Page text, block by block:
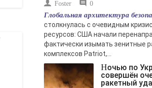
Foster
0
Глобальная архитектура
столкнулась с очевидным
ресурсов: США начали
фактически изымать зенитные
комплексов Patriot,...
Ночью по Украине
совершён
ракетный